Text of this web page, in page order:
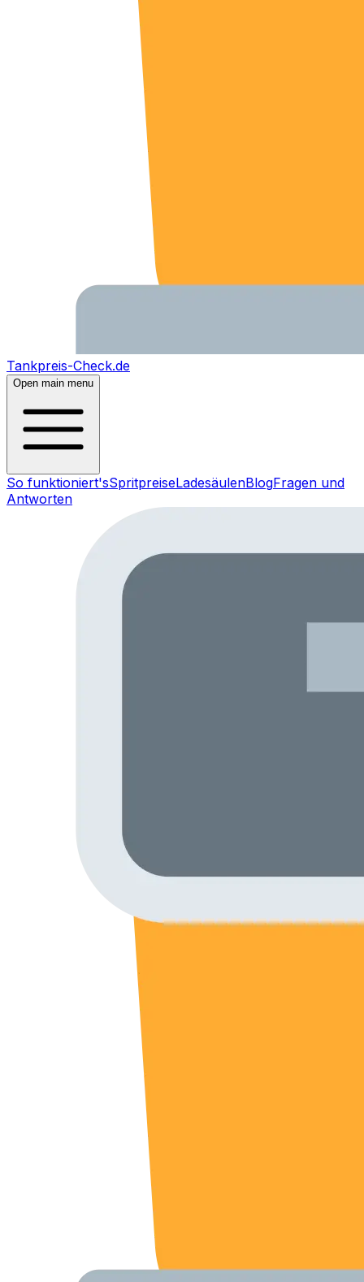
Tankpreis-Check.de
Open main menu
So funktioniert'sSpritpreiseLadesäulenBlogFragen und
Antworten